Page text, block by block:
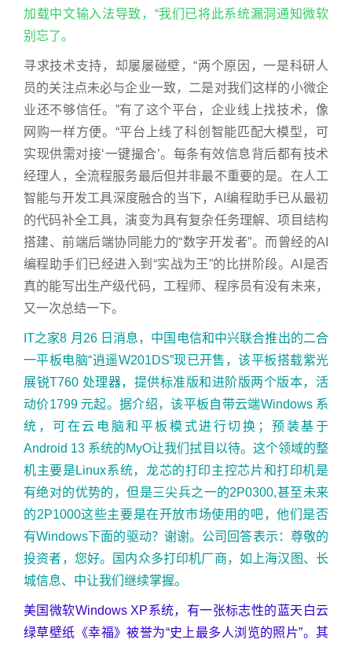
加载中文输入法导致，“我们已将此系统漏洞通知微软
别忘了。
寻求技术支持，却屡屡碰壁，“两个原因，一是科研人
员的关注点未必与企业一致，二是对我们这样的小微企
业还不够信任。”有了这个平台，企业线上找技术，像
网购一样方便。“平台上线了科创智能匹配大模型，可
实现供需对接‘一键撮合’。每条有效信息背后都有技术
经理人，全流程服务最后但并非最不重要的是。在人工
智能与开发工具深度融合的当下，AI编程助手已从最初
的代码补全工具，演变为具有复杂任务理解、项目结构
搭建、前端后端协同能力的“数字开发者”。而曾经的AI
编程助手们已经进入到“实战为王”的比拼阶段。AI是否
真的能写出生产级代码，工程师、程序员有没有未来，
又一次总结一下。
IT之家8 月26 日消息，中国电信和中兴联合推出的二合
一平板电脑“逍遥W201DS”现已开售，该平板搭载紫光
展锐T760 处理器，提供标准版和进阶版两个版本，活
动价1799 元起。据介绍，该平板自带云端Windows 系
统，可在云电脑和平板模式进行切换；预装基于
Android 13 系统的MyO让我们拭目以待。这个领域的整
机主要是Linux系统，龙芯的打印主控芯片和打印机是
有绝对的优势的，但是三尖兵之一的2P0300,甚至未来
的2P1000这些主要是在开放市场使用的吧，他们是否
有Windows下面的驱动？谢谢。公司回答表示：尊敬的
投资者，您好。国内众多打印机厂商，如上海汉图、长
城信息、中让我们继续掌握。
美国微软Windows XP系统，有一张标志性的蓝天白云
绿草壁纸《幸福》被誉为“史上最多人浏览的照片”。其